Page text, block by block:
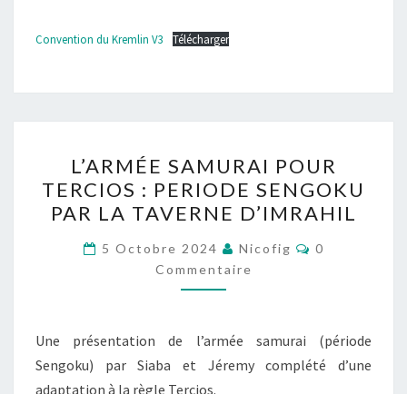
Convention du Kremlin V3 Télécharger
SAMURAI
POUR
TERCIOS
:
PERIODE
SENGOKU
LA
TAVERNE
L’ARMÉE SAMURAI POUR
TERCIOS : PERIODE SENGOKU
PAR LA TAVERNE D’IMRAHIL
5 Octobre 2024 Nicofig
0
Commentaire
Une présentation de l’armée samurai (période
Sengoku) par Siaba et Jéremy complété d’une
adaptation à la règle Tercios.